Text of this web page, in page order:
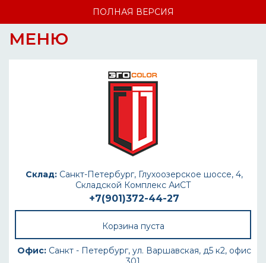
ПОЛНАЯ ВЕРСИЯ
МЕНЮ
Склад: Санкт-Петербург, Глухоозерское шоссе, 4,
Складской Комплекс АиСТ
+7(901)372-44-27
Корзина пуста
Офис: Санкт - Петербург, ул. Варшавская, д5 к2, офис